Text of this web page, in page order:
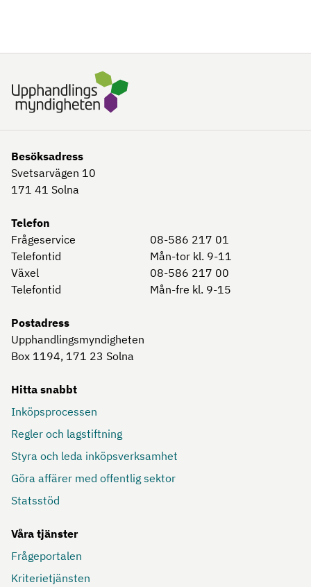
Besöksadress
Svetsarvägen 10
171 41 Solna
Telefon
Frågeservice
08-586 217 01
Telefontid
Mån-tor kl. 9-11
Växel
08-586 217 00
Telefontid
Mån-fre kl. 9-15
Postadress
Upphandlingsmyndigheten
Box 1194, 171 23 Solna
Hitta snabbt
Inköpsprocessen
Regler och lagstiftning
Styra och leda inköpsverksamhet
Göra affärer med offentlig sektor
Statsstöd
Våra tjänster
Frågeportalen
Kriterietjänsten